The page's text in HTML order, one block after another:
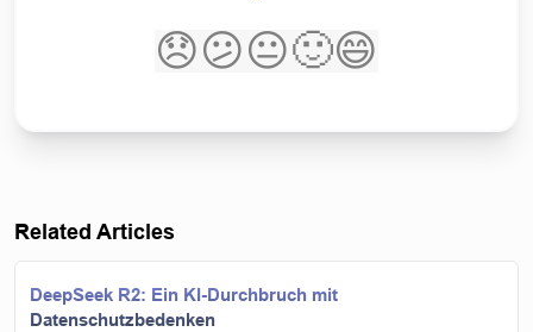
😞😕😐🙂😄
Related Articles
DeepSeek R2: Ein KI-Durchbruch mit
Datenschutzbedenken